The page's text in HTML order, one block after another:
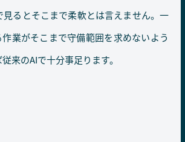
見るとそこまで柔軟とは言えません。一
業がそこまで守備範囲を求めないよう
来のAIで十分事足ります。